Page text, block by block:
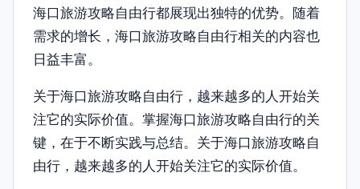
海口旅游攻略自由行都展现出独特的优势。随着
需求的增长，海口旅游攻略自由行相关的内容也
日益丰富。
关于海口旅游攻略自由行，越来越多的人开始关
注它的实际价值。掌握海口旅游攻略自由行的关
键，在于不断实践与总结。关于海口旅游攻略自
由行，越来越多的人开始关注它的实际价值。